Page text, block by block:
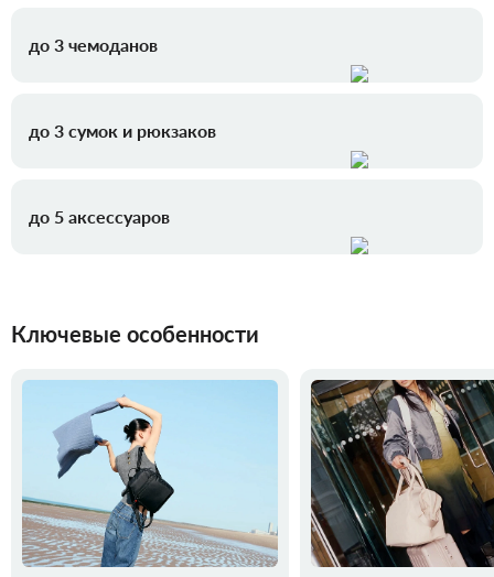
до 3 чемоданов
до 3 сумок и рюкзаков
до 5 аксессуаров
Ключевые особенности